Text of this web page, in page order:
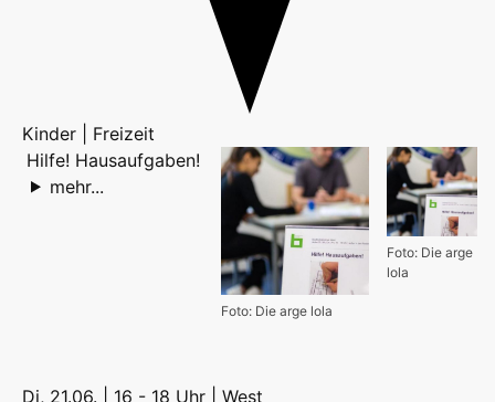
Kinder | Freizeit
Foto: Die arge
lola
Foto: Die arge lola
Hilfe! Hausaufgaben!
mehr...
Di, 21.06. | 16 - 18 Uhr | West